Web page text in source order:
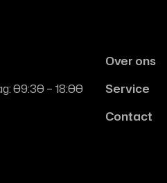
09:30 – 18:00
Over ons
Service
Contact